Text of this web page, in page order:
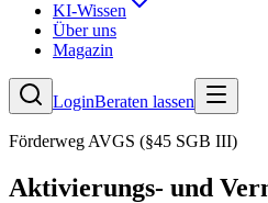
KI-Wissen
Über uns
Magazin
LoginBeraten lassen
Förderweg AVGS (§45 SGB III)
Aktivierungs- und